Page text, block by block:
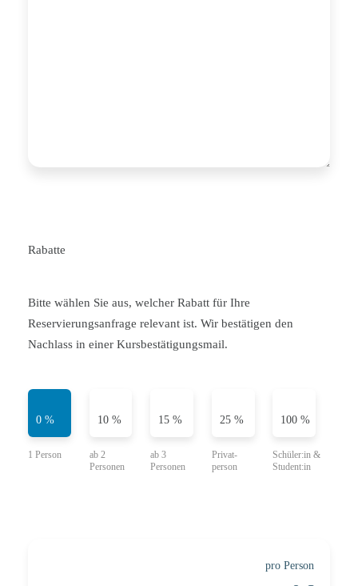
Rabatte
Bitte wählen Sie aus, welcher Rabatt für Ihre
Reservierungsanfrage relevant ist. Wir bestätigen den
Nachlass in einer Kursbestätigungsmail.
0 % 10 % 15 % 25 % 100 %
pro Person